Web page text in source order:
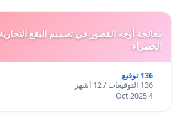
معالجة أوجه القصور في تصميم البقع التجارية
الخضراء
136 توقيع
136 التوقيعات / 12 أشهر
4 Oct 2025